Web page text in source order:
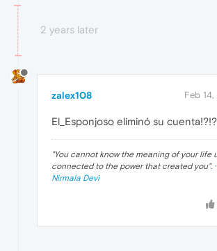
2 years later
zalex108 Feb 14,
El_Esponjoso eliminó su
"You cannot know the meaning of your life
connected to the power that created you". ·
Nirmala Devi